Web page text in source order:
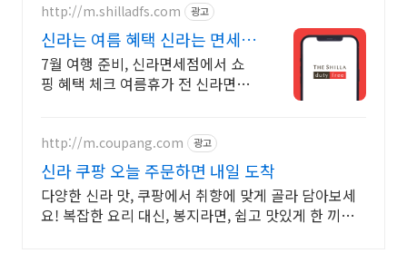
http://m.shilladfs.com 광고
신라는 여름 혜택 신라는 면세
쇼핑
7월 여행 준비, 신라면세점에서 쇼
핑 혜택 체크 여름휴가 전 신라면세
http://m.coupang.com 광고
신라 쿠팡 오늘 주문하면 내일 도착
다양한 신라 맛, 쿠팡에서 취향에 맞게 골라 담아보세
요! 복잡한 요리 대신, 봉지라면, 쉽고 맛있게 한 끼를